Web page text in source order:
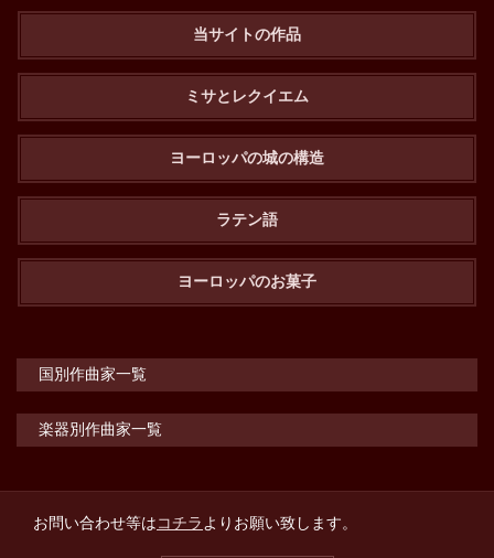
当サイトの作品
ミサとレクイエム
ヨーロッパの城の構造
ラテン語
ヨーロッパのお菓子
国別作曲家一覧
楽器別作曲家一覧
お問い合わせ等はコチラよりお願い致します。